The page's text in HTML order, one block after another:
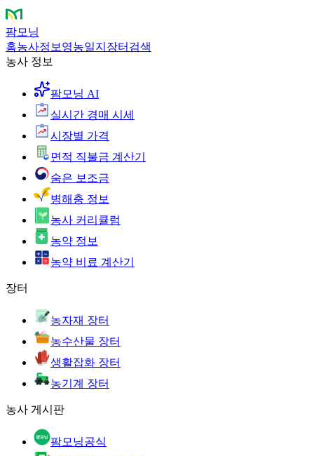
팜모닝
홈농사정보 영농일지 장터 검색
농사 정보
팜모닝 AI
실시간 경매 시세
시장별 가격
면적 직불금 계산기
숨은 보조금
병해충 정보
농사 커리큘럼
농약 정보
농약 비료 계산기
장터
농자재 장터
농수산물 장터
생활잡화 장터
농기계 장터
농사 게시판
팜모닝공식